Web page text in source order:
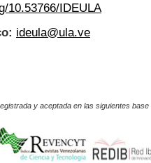
10.53766/IDEULA
ideula@ula.ve
y aceptada en las siguientes base